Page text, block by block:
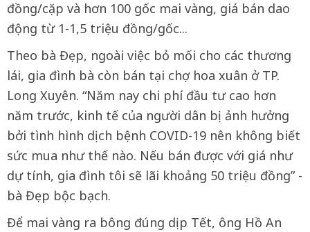
đồng/cặp và hơn 100 gốc mai vàng, giá bán dao
động từ 1-1,5 triệu đồng/gốc...
Theo bà Đẹp, ngoài việc bỏ mối cho các thương
lái, gia đình bà còn bán tại chợ hoa xuân ở TP.
Long Xuyên. “Năm nay chi phí đầu tư cao hơn
năm trước, kinh tế của người dân bị ảnh hưởng
bởi tình hình dịch bệnh COVID-19 nên không biết
sức mua như thế nào. Nếu bán được với giá như
dự tính, gia đình tôi sẽ lãi khoảng 50 triệu đồng” -
bà Đẹp bộc bạch.
Để mai vàng ra bông đúng dịp Tết, ông Hồ An